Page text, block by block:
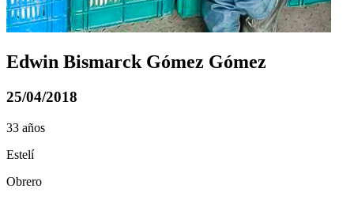
Edwin Bismarck Gómez Gómez
25/04/2018
33 años
Estelí
Obrero